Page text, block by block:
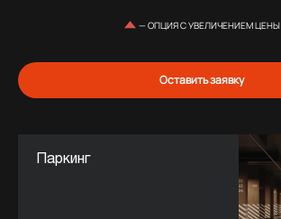
— ОПЦИЯ С УВЕЛИЧЕНИЕМ ЦЕНЫ
Оставить заявку
Паркинг